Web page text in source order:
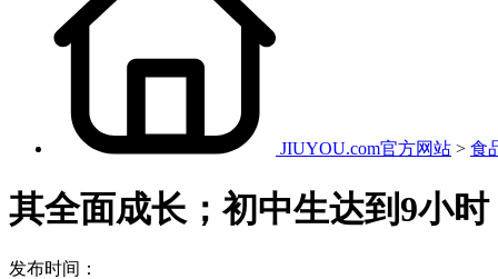
JIUYOU.com官方网站 > 食
其全面成长；初中生达到9小时
发布时间：